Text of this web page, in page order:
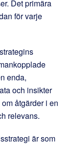
Det primära
för varje
enda,
och insikter
åtgärder i en
relevans.
är som